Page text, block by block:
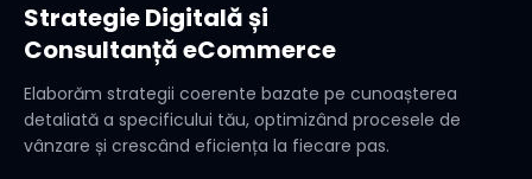
Strategie Digitală și
Consultanță eCommerce
Elaborăm strategii coerente bazate pe cunoașterea
detaliată a specificului tău, optimizând procesele de
vânzare și crescând eficiența la fiecare pas.